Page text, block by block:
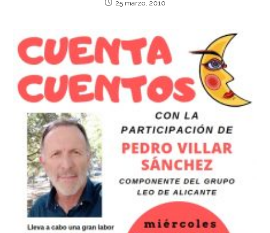
25 marzo, 2010